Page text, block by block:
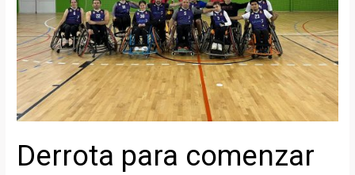
final
llevado
a
cabo
por
la
Fundación
Miguel
Induráin
Derrota para comenzar